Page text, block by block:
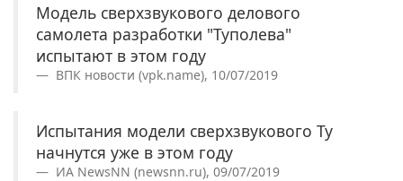
Модель сверхзвукового делового
самолета разработки "Туполева"
испытают в этом году
ВПК новости (vpk.name), 10/07/2019
Испытания модели сверхзвукового Ту
начнутся уже в этом году
ИА NewsNN (newsnn.ru), 09/07/2019